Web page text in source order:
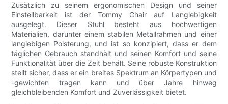
Zusätzlich zu seinem ergonomischen Design und seiner
Einstellbarkeit ist der Tommy Chair auf Langlebigkeit
ausgelegt. Dieser Stuhl besteht aus hochwertigen
Materialien, darunter einem stabilen Metallrahmen und einer
langlebigen Polsterung, und ist so konzipiert, dass er dem
täglichen Gebrauch standhält und seinen Komfort und seine
Funktionalität über die Zeit behält. Seine robuste Konstruktion
stellt sicher, dass er ein breites Spektrum an Körpertypen und
-gewichten tragen kann und über Jahre hinweg
gleichbleibenden Komfort und Zuverlässigkeit bietet.